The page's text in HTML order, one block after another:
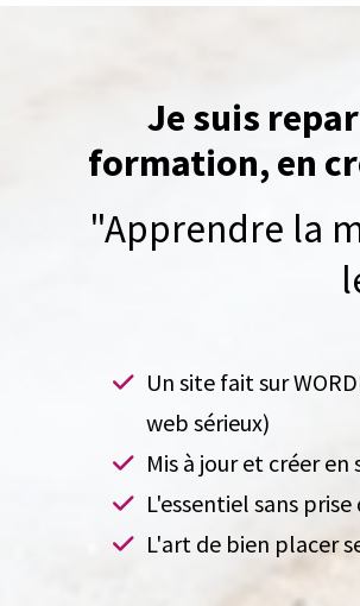
Je suis
formation, en
"Apprendre la
Un site fait sur
web sérieux)
Mis à jour et créer
L'essentiel sans
L'art de bien placer